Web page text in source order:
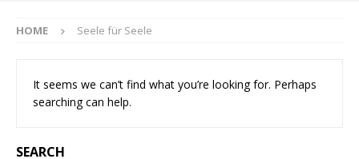
HOME Seele für Seele
It seems we can’t find what you’re looking for. Perhaps
searching can help.
SEARCH